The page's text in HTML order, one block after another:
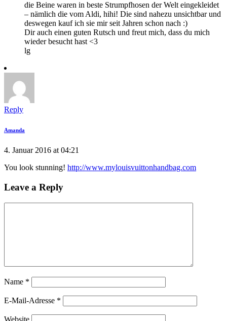
die Beine waren in beste Strumpfhosen der Welt eingekleidet
– nämlich die vom Aldi, hihi! Die sind nahezu unsichtbar und
deswegen kauf ich sie mir seit Jahren schon nach :)
Dir auch einen guten Rutsch und freut mich, dass du mich
wieder besucht hast <3
lg
Reply
Amanda
4. Januar 2016 at 04:21
You look stunning! http://www.mylouisvuittonhandbag.com
Leave a Reply
Name *
E-Mail-Adresse *
Website